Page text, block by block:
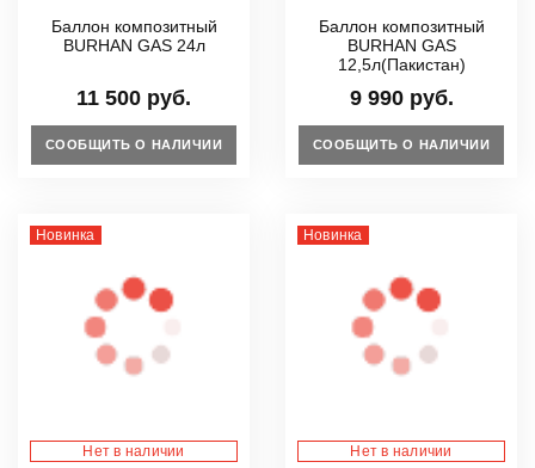
Баллон композитный
BURHAN GAS 24л
11 500 руб.
СООБЩИТЬ О НАЛИЧИИ
Баллон композитный
BURHAN GAS
12,5л(Пакистан)
9 990 руб.
СООБЩИТЬ О НАЛИЧИИ
Новинка
Нет в наличии
Новинка
Нет в наличии